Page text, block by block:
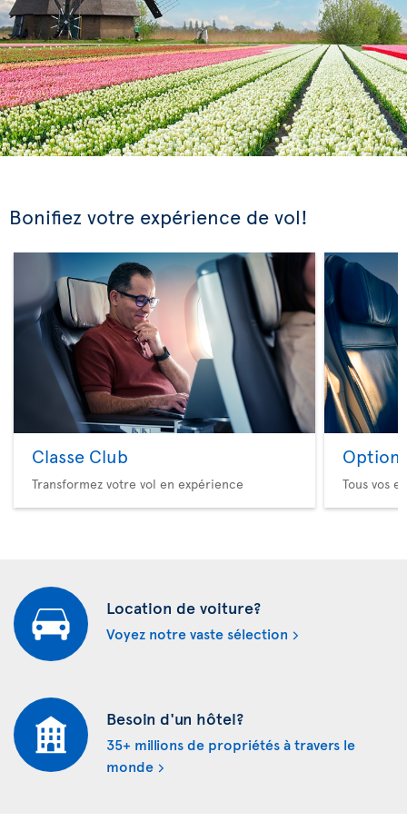
Bonifiez votre expérience de vol!
Classe Club
Transformez votre vol en expérience
Option
Tous vos
Location de voiture?
Voyez notre vaste sélection
Besoin d'un hôtel?
35+ millions de propriétés à travers le
monde